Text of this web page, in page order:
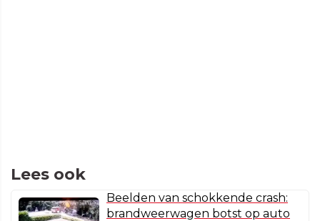
Lees ook
Beelden van schokkende crash:
brandweerwagen botst op auto